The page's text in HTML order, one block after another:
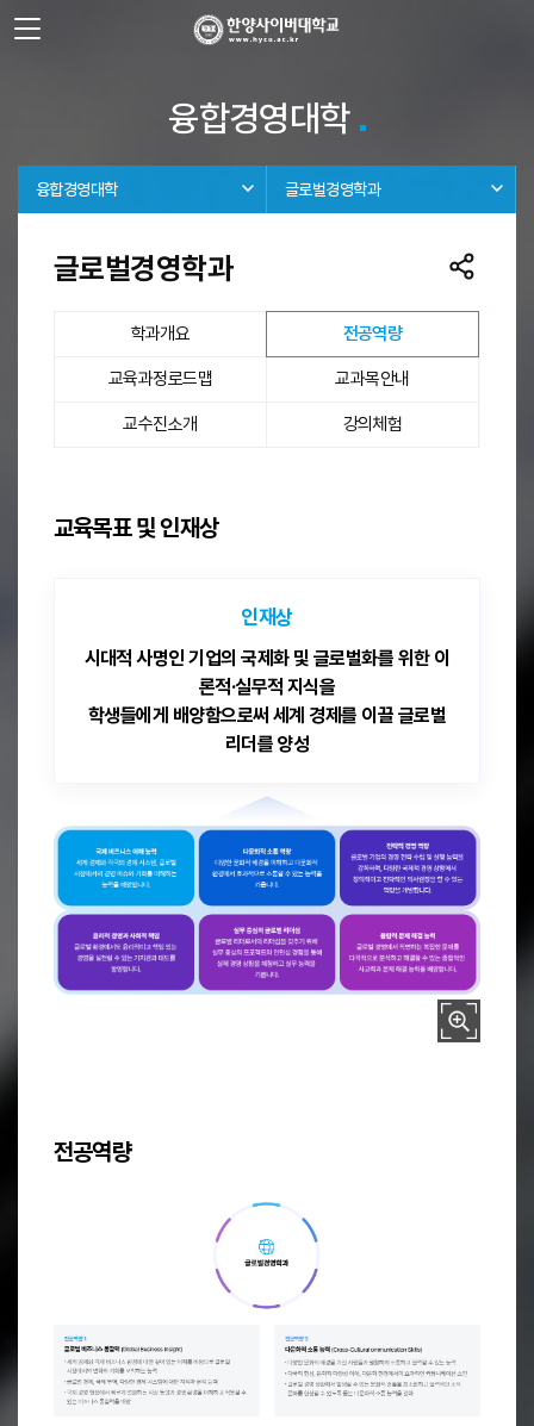
사이트정보 바로가기
융합경영대학
융합경영대학 글로벌경영학과
글로벌경영학과
학과개요 전공역량
선택됨
교육과정로드맵 교과목안내
교수진소개 강의체험
교육목표 및 인재상
인재상
시대적 사명인 기업의 국제화 및 글로벌화를 위한 이
론적·실무적 지식을
학생들에게 배양함으로써 세계 경제를 이끌 글로벌
리더를 양성
1. 국제 비즈니스 이해 능력: 세계 경제와 각국의 경제 시스템, 글로벌 시
2. 다문화적 소통 역량: 다양한 문화적 배경을 이해하고 다문화적 환경에
6. 융합적 문제 해결 능력: 글로벌 경영에서 직면하는 복잡한 문제를 다각
전공역량